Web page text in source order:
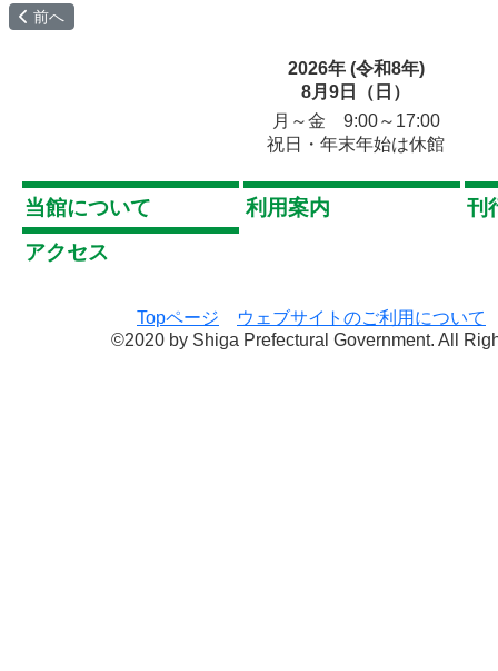
前の記事へ: ２ 疏水工事
前へ
2026年 (令和8年)
8月9日（日）
月～金 9:00～17:00
祝日・年末年始は休館
当館について 利用案内
刊
アクセス
Topページ
ウェブサイトのご利用について
©2020 by Shiga Prefectural Government. All